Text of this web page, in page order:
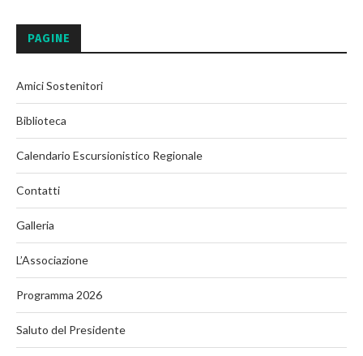
PAGINE
Amici Sostenitori
Biblioteca
Calendario Escursionistico Regionale
Contatti
Galleria
L’Associazione
Programma 2026
Saluto del Presidente